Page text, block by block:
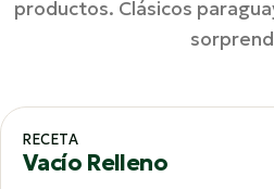
productos. Clásicos
RECETA
Vacío Relleno